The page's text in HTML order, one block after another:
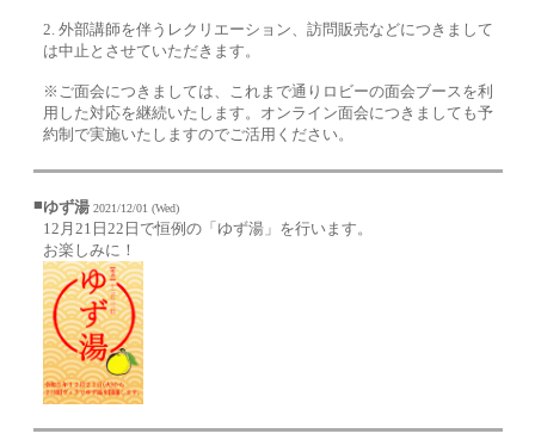
2. 外部講師を伴うレクリエーション、訪問販売などにつきまして
は中止とさせていただきます。
※ご面会につきましては、これまで通りロビーの面会ブースを利
用した対応を継続いたします。オンライン面会につきましても予
約制で実施いたしますのでご活用ください。
■ゆず湯 2021/12/01 (Wed)
12月21日22日で恒例の「ゆず湯」を行います。
お楽しみに！